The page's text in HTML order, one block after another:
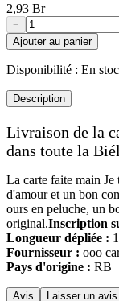
2,93 Br
−
Ajouter au panier
Disponibilité : En
Description
Livraison de la
dans toute la
La carte faite main Je
d'amour et un bon
ours en peluche, un
original.Inscription
Longueur dépliée :
Fournisseur : ooo
Pays d'origine : RB
Avis Laisser un avis